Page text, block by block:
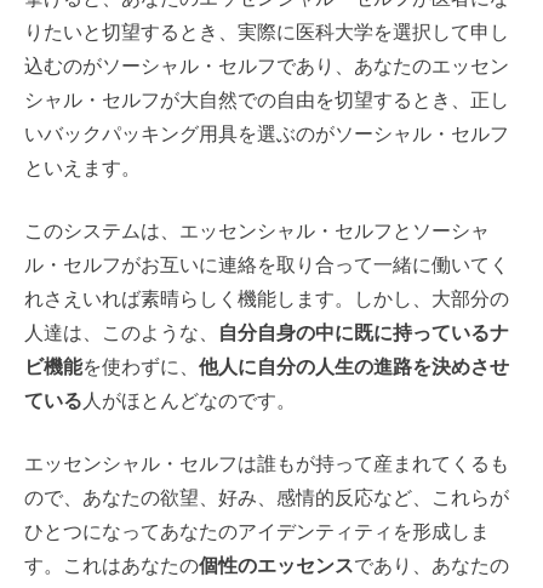
りたいと切望するとき、実際に医科大学を選択して申し
込むのがソーシャル・セルフであり、あなたのエッセン
シャル・セルフが大自然での自由を切望するとき、正し
いバックパッキング用具を選ぶのがソーシャル・セルフ
といえます。
このシステムは、エッセンシャル・セルフとソーシャ
ル・セルフがお互いに連絡を取り合って一緒に働いてく
れさえいれば素晴らしく機能します。しかし、大部分の
人達は、このような、
自分自身の中に既に持っているナ
ビ機能を使わずに、 他人に自分の人生の進路を決めさせ
ている 人がほとんどなのです。
エッセンシャル・セルフは誰もが持って産まれてくるも
ので、あなたの欲望、好み、感情的反応など、これらが
ひとつになってあなたのアイデンティティを形成しま
す。これはあなたの個性のエッセンスであり、あなたの